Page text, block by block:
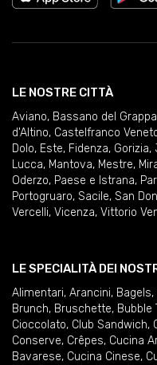
LE NOSTRE CITTÀ
Aviano, Bassano del Grappa
d'Altino, Castelfranco
Dolo, Este, Fidenza, Gorizia,
Lucca, Mantova, Mestre,
Oderzo, Paese e Istrana,
Portogruaro, Sacile, San
Vercelli, Vicenza, Vittorio
LE SPECIALITÀ DEI
Alimentari, Arancini, Bagels,
Brunch, Bruschette, Bubble
Cioccolato, Club Sandwich,
Conserve, Crêpes, Cucina
Bavarese, Cucina Cinese,